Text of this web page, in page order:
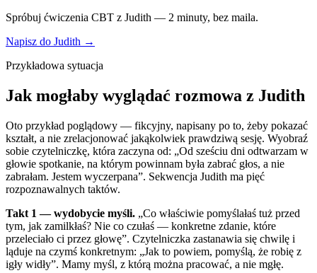
Spróbuj ćwiczenia CBT z Judith — 2 minuty, bez maila.
Napisz do Judith →
Przykładowa sytuacja
Jak mogłaby wyglądać rozmowa z Judith
Oto przykład poglądowy — fikcyjny, napisany po to, żeby pokazać
kształt, a nie zrelacjonować jakąkolwiek prawdziwą sesję. Wyobraź
sobie czytelniczkę, która zaczyna od: „Od sześciu dni odtwarzam w
głowie spotkanie, na którym powinnam była zabrać głos, a nie
zabrałam. Jestem wyczerpana”. Sekwencja Judith ma pięć
rozpoznawalnych taktów.
Takt 1 — wydobycie myśli. „Co właściwie pomyślałaś tuż przed
tym, jak zamilkłaś? Nie co czułaś — konkretne zdanie, które
przeleciało ci przez głowę”. Czytelniczka zastanawia się chwilę i
ląduje na czymś konkretnym: „Jak to powiem, pomyślą, że robię z
igły widły”. Mamy myśl, z którą można pracować, a nie mgłę.